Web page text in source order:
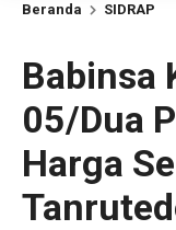
Beranda SIDRAP
Babinsa
05/Dua
Harga